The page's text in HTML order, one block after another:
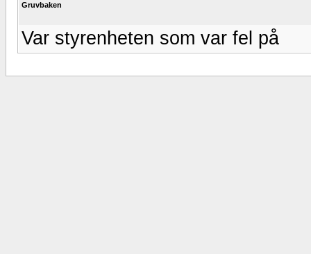
Gruvbaken
Var styrenheten som var fel på